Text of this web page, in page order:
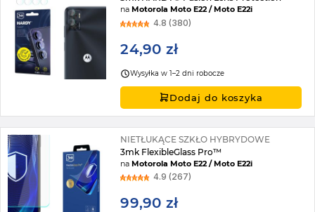
naMotorola Moto E22 / Moto E22i
4.8 (380)
24,90 zł
Wysyłka w 1–2 dni robocze
Dodaj do koszyka
NIETŁUKĄCE SZKŁO HYBRYDOWE
3mk FlexibleGlass Pro™
naMotorola Moto E22 / Moto E22i
4.9 (267)
99,90 zł